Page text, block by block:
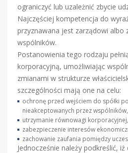
ograniczyć lub uzależnić zbycie
Najczęściej kompetencja do
przyznawana jest zarządowi albo
wspólników.
Postanowienia tego rodzaju
korporacyjną, umożliwiając
zmianami w strukturze
szczególności mają one na celu:
ochronę przed wejściem do spółki
nieakceptowanych przez wspólników,
utrzymanie równowagi korporacyjnej,
zabezpieczenie interesów
zachowanie zaufania pomiędzy
Jednocześnie należy podkreślić,